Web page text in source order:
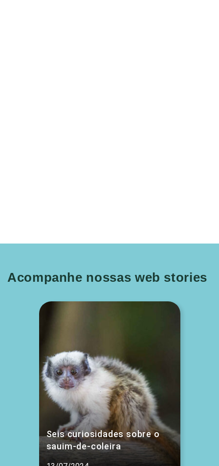
Acompanhe nossas web stories
Seis curiosidades sobre o
sauim-de-coleira